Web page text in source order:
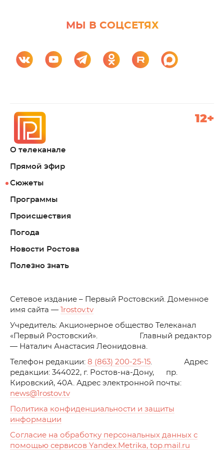
МЫ В СОЦСЕТЯХ
О телеканале
Прямой эфир
Сюжеты
Программы
Происшествия
Погода
Новости Ростова
Полезно знать
12+
Cетевое издание – Первый Ростовский. Доменное
имя сайта —
1rostov.tv
Учредитель: Акционерное общество Телеканал
«Первый Ростовский». Главный редактор
— Наталич Анастасия Леонидовна.
Телефон редакции: 8 (863) 200-25-15. Адрес
редакции: 344022, г. Ростов-на-Дону, пр.
Кировский, 40А. Адрес электронной почты:
news@1rostov.tv
Политика конфиденциальности и защиты
информации
Согласие на обработку персональных данных с
помощью сервисов Yandex.Metrika, top.mail.ru